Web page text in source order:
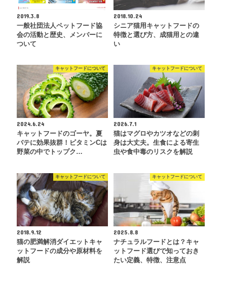
2019.3.8
一般社団法人ペットフード協
会の活動と歴史、メンバーに
ついて
2018.10.24
シニア猫用キャットフードの
特徴と選び方、成猫用との違
い
キャットフードについて
2024.6.24
キャットフードのゴーヤ。夏
バテに効果抜群！ビタミンCは
野菜の中でトップク…
キャットフードについて
2026.7.1
猫はマグロやカツオなどの刺
身は大丈夫。生食による寄生
虫や食中毒のリスクを解説
キャットフードについて
2018.9.12
猫の肥満解消ダイエットキャ
ットフードの成分や原材料を
解説
キャットフードについて
2025.8.8
ナチュラルフードとは？キャ
ットフード選びで知っておき
たい定義、特徴、注意点